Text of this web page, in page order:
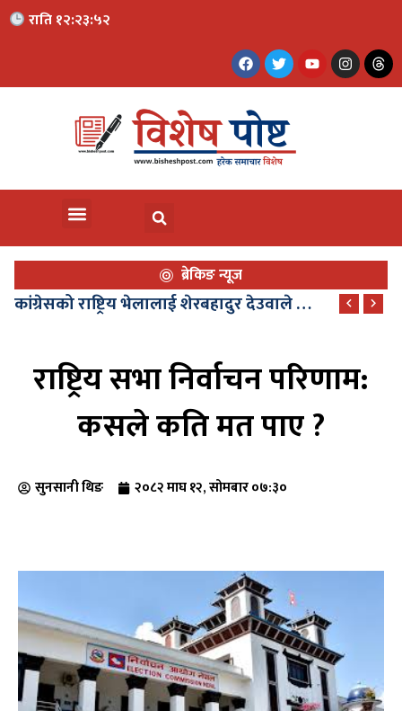
राति १२:२३:५३
ब्रेकिङ न्यूज
कांग्रेसको राष्ट्रिय भेलालाई शेरबहादुर देउवाले सम्बोधन गर्ने, भेला साउन २९ देखि
राष्ट्रिय सभा निर्वाचन परिणाम:
कसले कति मत पाए ?
सुनसानी थिङ २०८२ माघ १२, सोमबार ०७:३०